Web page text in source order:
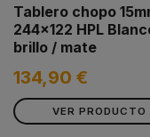
Tablero chopo
244x122 HPL
brillo / mate
134,90 €
VER PRODUCTO